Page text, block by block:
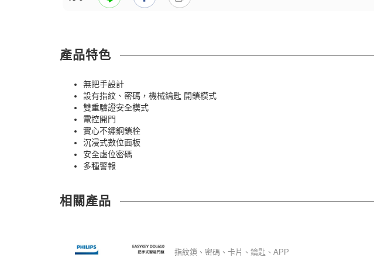
產品特色
無把手設計
設有指紋、密碼，機械鑰匙 開鎖模式
雙重驗證安全模式
電控開門
實心不鏽鋼鎖栓
沉浸式數位面板
安全虛位密碼
多種警報
相關產品
指紋鎖、密碼、卡片、鑰匙、APP